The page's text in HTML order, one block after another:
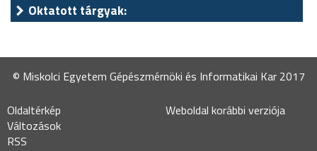
Oktatott tárgyak:
© Miskolci Egyetem Gépészmérnöki és Informatikai Kar 2017
Oldaltérkép
Változások
RSS
Weboldal korábbi verziója